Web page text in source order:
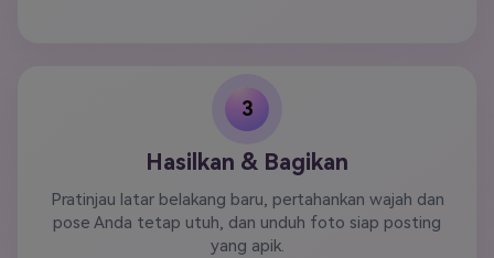
3
Hasilkan & Bagikan
Pratinjau latar belakang baru, pertahankan wajah dan
pose Anda tetap utuh, dan unduh foto siap posting
yang apik.